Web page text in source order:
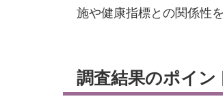
施や健康指標との関係性
調査結果のポイン